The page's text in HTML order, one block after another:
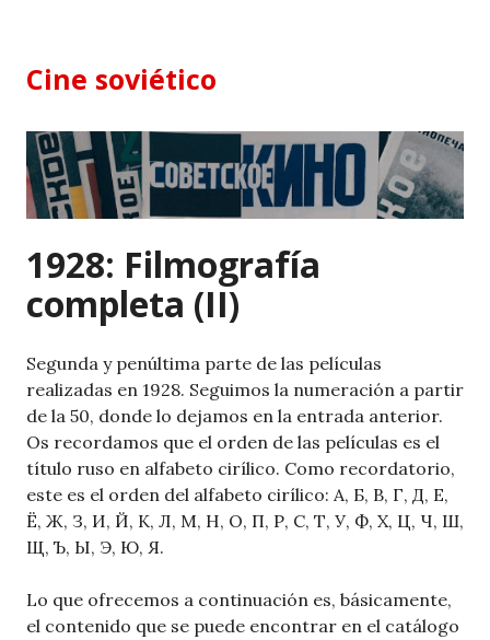
content
Cine soviético
1928: Filmografía
completa (II)
Segunda y penúltima parte de las películas
realizadas en 1928. Seguimos la numeración a partir
de la 50, donde lo dejamos en la entrada anterior.
Os recordamos que el orden de las películas es el
título ruso en alfabeto cirílico. Como recordatorio,
este es el orden del alfabeto cirílico: А, Б, В, Г, Д, Е,
Ё, Ж, З, И, Й, К, Л, М, Н, О, П, Р, С, Т, У, Ф, Х, Ц, Ч, Ш,
Щ, Ъ, Ы, Э, Ю, Я.
Lo que ofrecemos a continuación es, básicamente,
el contenido que se puede encontrar en el catálogo